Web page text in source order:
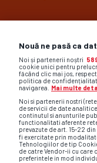
Pariază
Jocurile de noroc
Site-ul
Nouă ne pasă ca
Noi și partenerii noștri
cookie unici pentru
făcând clic mai jos,
politica de
navigarea.
Mai multe
Noi si partenerii nostri
de servicii de date
continutul si anunturile
functionalitati aferente
prevazute de art. 15-22
fi exercitate prin
Tehnologiilor de tip
de catre Vendor-ii cu care
preferintele in mod